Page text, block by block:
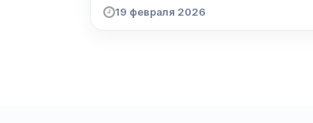
19 февраля 2026